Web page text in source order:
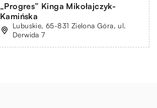
„Progres” Kinga Mikołajczyk-
Kamińska
Lubuskie, 65-831 Zielona Góra, ul.
Derwida 7